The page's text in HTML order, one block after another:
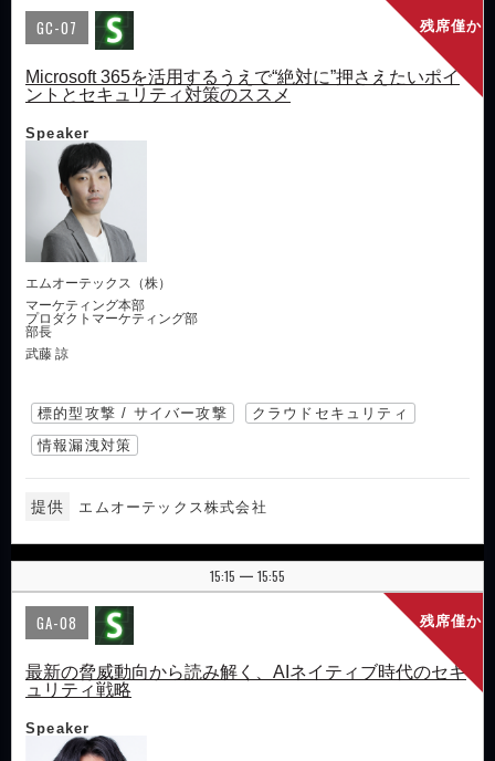
残席僅か
GC-07
Microsoft 365を活用するうえで“絶対に”押さえたいポイ
ントとセキュリティ対策のススメ
Speaker
エムオーテックス（株）
マーケティング本部
プロダクトマーケティング部
部長
武藤 諒
標的型攻撃 / サイバー攻撃
クラウドセキュリティ
情報漏洩対策
提供 エムオーテックス株式会社
15:15 | 15:55
残席僅か
GA-08
最新の脅威動向から読み解く、AIネイティブ時代のセキ
ュリティ戦略
Speaker